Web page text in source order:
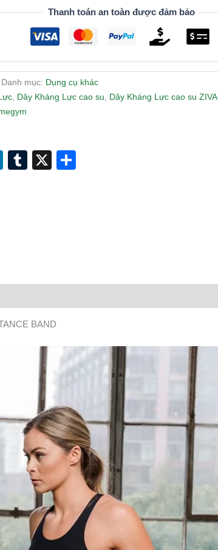
Thanh toán an toàn được đảm bảo
Danh mục: Dụng cụ khác
, Dây Kháng Lực cao su, Dây Kháng Lực cao su ZIVA
LinkedIn
Tumblr
X
BAND